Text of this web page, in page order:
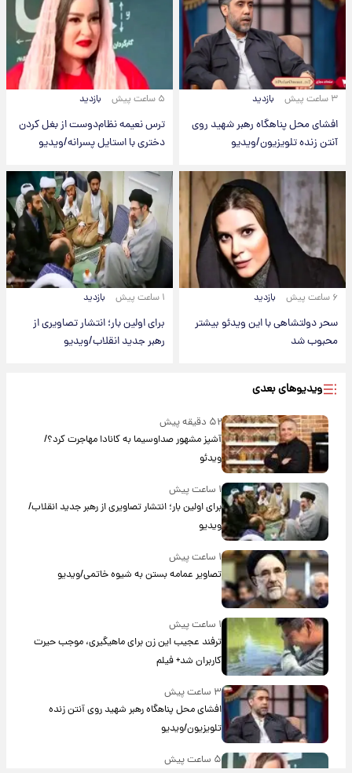
۳ ساعت پیش بازدید
افشای محل پناهگاه‌ رهبر شهید روی
آنتن زنده تلویزیون/ویدیو
۵ ساعت پیش بازدید
ترس نعیمه نظام‌دوست از بغل کردن
دختری با استایل پسرانه/ویدیو
۶ ساعت پیش بازدید
سحر دولتشاهی با این ویدئو بیشتر
محبوب شد
۱ ساعت پیش بازدید
برای اولین بار؛ انتشار تصاویری از
رهبر جدید انقلاب/ویدیو
ویدیوهای بعدی
۵۲ دقیقه پیش
آشپز مشهور صداوسیما به کانادا مهاجرت کرد؟/
ویدئو
۱ ساعت پیش
برای اولین بار؛ انتشار تصاویری از رهبر جدید انقلاب/
ویدیو
۱ ساعت پیش
تصاویر عمامه بستن به شیوه خاتمی/ویدیو
۱ ساعت پیش
ترفند عجیب این زن برای ماهیگیری، موجب حیرت
کاربران شد+ فیلم
۳ ساعت پیش
افشای محل پناهگاه‌ رهبر شهید روی آنتن زنده
تلویزیون/ویدیو
۵ ساعت پیش